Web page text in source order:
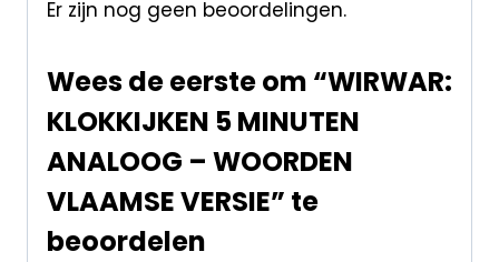
Er zijn nog geen beoordelingen.
Wees de eerste om “WIRWAR:
KLOKKIJKEN 5 MINUTEN
ANALOOG – WOORDEN
VLAAMSE VERSIE” te
beoordelen